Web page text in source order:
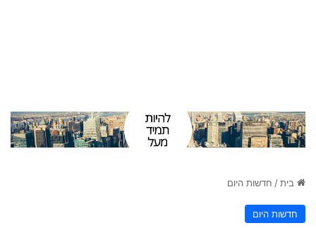
בית/ חדשות היום
חדשות היום